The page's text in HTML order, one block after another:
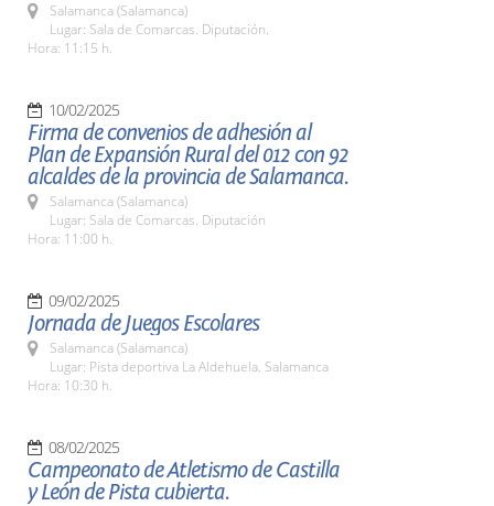
Salamanca (Salamanca)
Lugar: Sala de Comarcas. Diputación.
Hora: 11:15 h.
10/02/2025
Firma de convenios de adhesión al
Plan de Expansión Rural del 012 con 92
alcaldes de la provincia de Salamanca.
Salamanca (Salamanca)
Lugar: Sala de Comarcas. Diputación
Hora: 11:00 h.
09/02/2025
Jornada de Juegos Escolares
Salamanca (Salamanca)
Lugar: Pista deportiva La Aldehuela. Salamanca
Hora: 10:30 h.
08/02/2025
Campeonato de Atletismo de Castilla
y León de Pista cubierta.